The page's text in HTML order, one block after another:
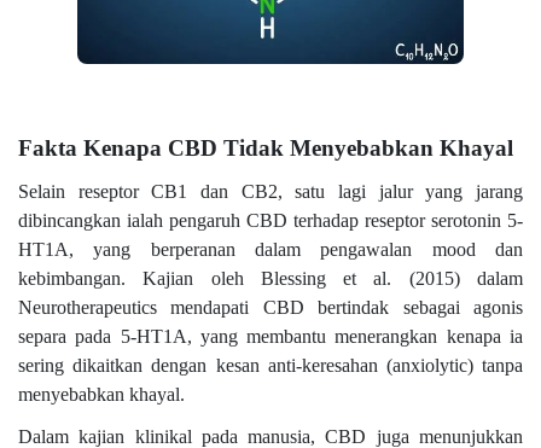
Fakta Kenapa CBD Tidak Menyebabkan Khayal
Selain reseptor CB1 dan CB2, satu lagi jalur yang jarang
dibincangkan ialah pengaruh CBD terhadap reseptor serotonin 5-
HT1A, yang berperanan dalam pengawalan mood dan
kebimbangan. Kajian oleh Blessing et al. (2015) dalam
Neurotherapeutics mendapati CBD bertindak sebagai agonis
separa pada 5-HT1A, yang membantu menerangkan kenapa ia
sering dikaitkan dengan kesan anti-keresahan (anxiolytic) tanpa
menyebabkan khayal.
Dalam kajian klinikal pada manusia, CBD juga menunjukkan